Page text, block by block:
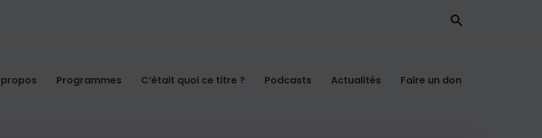
propos Programmes C’était quoi ce titre ? Podcasts Actualités Faire un don